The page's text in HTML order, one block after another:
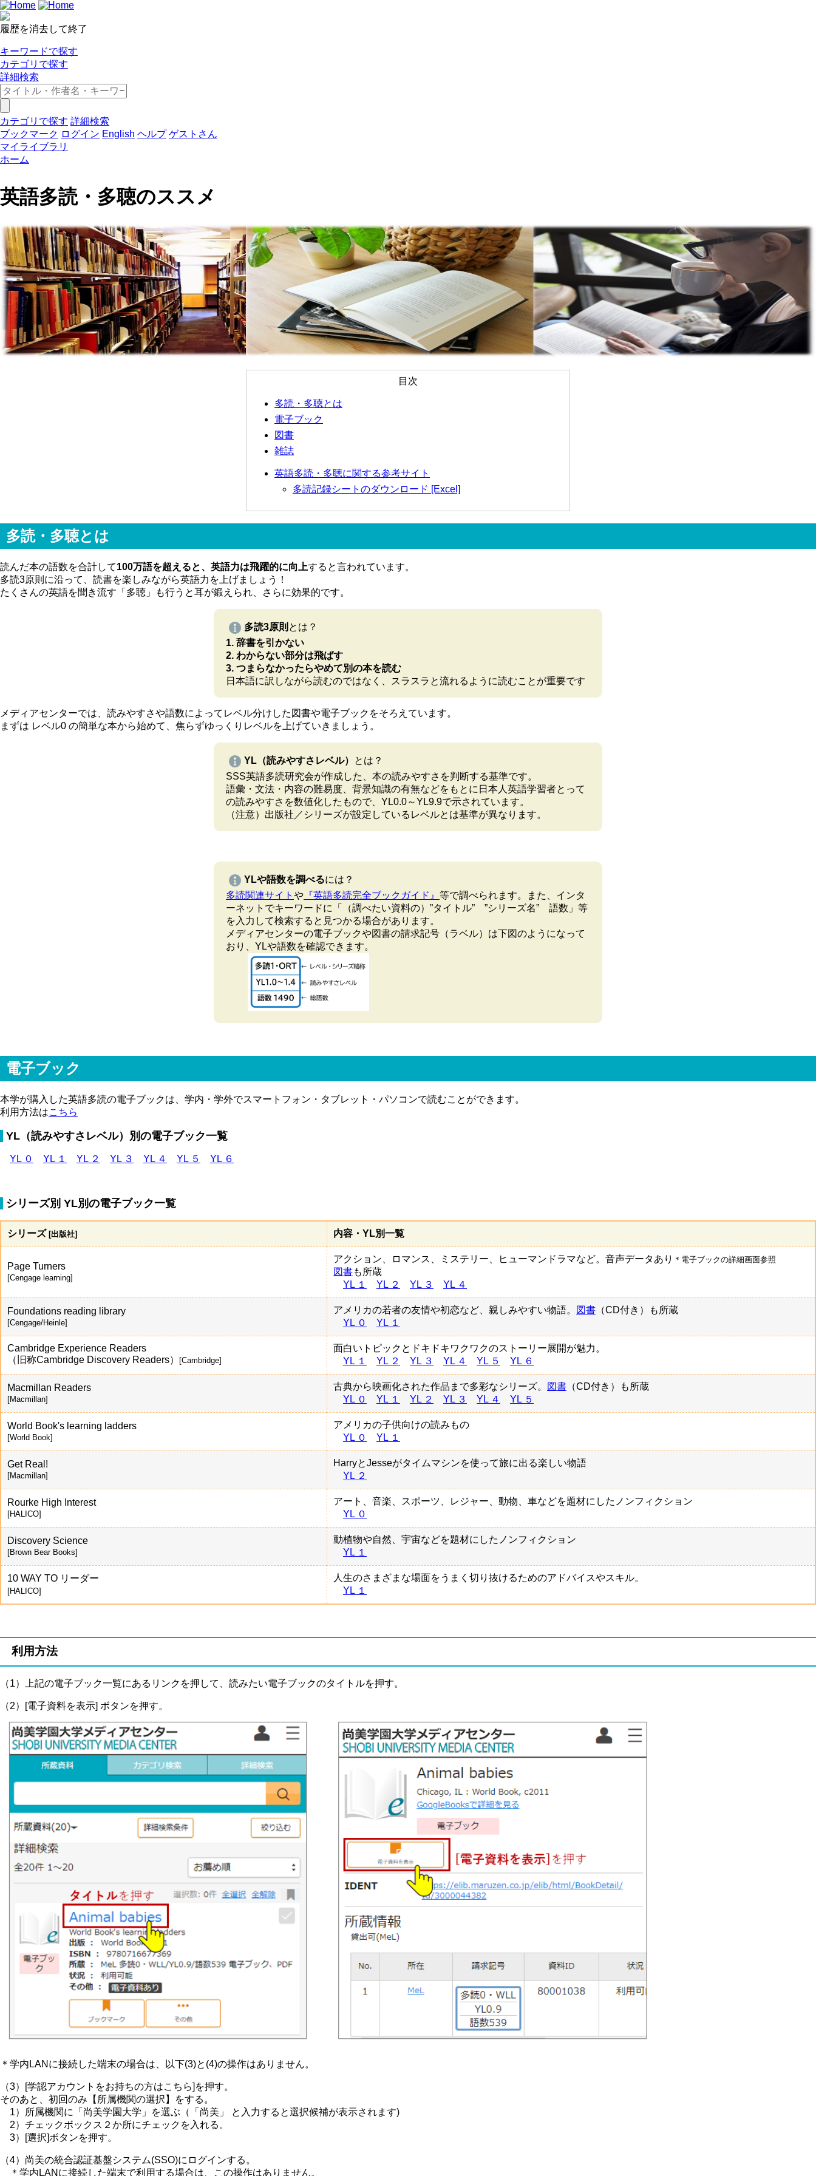
履歴を消去して終了
キーワードで探す
カテゴリで探す
詳細検索
カテゴリで探す 詳細検索
ブックマーク ログイン English ヘルプ ゲストさん
マイライブラリ
ホーム
英語多読・多聴のススメ
目次
多読・多聴とは
電子ブック
図書
雑誌
英語多読・多聴に関する参考サイト
多読記録シートのダウンロード [Excel]
多読・多聴とは
読んだ本の語数を合計して100万語を超えると、英語力は飛躍的に向上すると言われています。
多読3原則に沿って、読書を楽しみながら英語力を上げましょう！
たくさんの英語を聞き流す「多聴」も行うと耳が鍛えられ、さらに効果的です。
多読3原則 とは？
1. 辞書を引かない
2. わからない部分は飛ばす
3. つまらなかったらやめて別の本を読む
日本語に訳しながら読むのではなく、スラスラと流れるように読むことが重要です
メディアセンターでは、読みやすさや語数によってレベル分けした図書や電子ブックをそろえています。
まずは レベル0 の簡単な本から始めて、焦らずゆっくりレベルを上げていきましょう。
YL（読みやすさレベル）
とは？
SSS英語多読研究会が作成した、本の読みやすさを判断する基準です。
語彙・文法・内容の難易度、背景知識の有無などをもとに日本人英語学習者とって
の読みやすさを数値化したもので、YL0.0～YL9.9で示されています。
（注意）出版社／シリーズが設定しているレベルとは基準が異なります。
YLや語数を調べるには？
多読関連サイト や 『英語多読完全ブックガイド』 等で調べられます。また、インタ
ーネットでキーワードに「（調べたい資料の）”タイトル” ”シリーズ名” 語数」等
を入力して検索すると見つかる場合があります。
メディアセンターの電子ブックや図書の請求記号（ラベル）は下図のようになって
おり、YLや語数を確認できます。
電子ブック
本学が購入した英語多読の電子ブックは、学内・学外でスマートフォン・タブレット・パソコンで読むことができます。
利用方法はこちら
YL（読みやすさレベル）別の電子ブック一覧
YL ０ YL １ YL ２ YL ３ YL ４ YL ５ YL ６
シリーズ別 YL別の電子ブック一覧
シリーズ [出版社] 内容・YL別一覧
Page Turners
[Cengage learning]
アクション、ロマンス、ミステリー、ヒューマンドラマなど。音声データあり ＊電子ブックの詳細画面参照
図書も所蔵
YL １
YL ２ YL ３ YL ４
Foundations reading library
[Cengage/Heinle]
アメリカの若者の友情や初恋など、親しみやすい物語。 図書 （CD付き）も所蔵
YL ０
YL １
Cambridge Experience Readers
（旧称Cambridge Discovery Readers）
[Cambridge]
面白いトピックとドキドキワクワクのストーリー展開が魅力。
YL １
YL ２ YL ３ YL ４ YL ５ YL ６
Macmillan Readers
[Macmillan]
古典から映画化された作品まで多彩なシリーズ。 図書 （CD付き）も所蔵
YL ０
YL １ YL ２ YL ３ YL ４ YL ５
World Book's learning ladders
[World Book]
アメリカの子供向けの読みもの
YL ０
YL １
Get Real!
[Macmillan]
HarryとJesseがタイムマシンを使って旅に出る楽しい物語
YL ２
Rourke High Interest
[HALICO]
アート、音楽、スポーツ、レジャー、動物、車などを題材にしたノンフィクション
YL ０
Discovery Science
[Brown Bear Books]
動植物や自然、宇宙などを題材にしたノンフィクション
YL １
10 WAY TO リーダー
[HALICO]
人生のさまざまな場面をうまく切り抜けるためのアドバイスやスキル。
YL １
利用方法
（1）上記の電子ブック一覧にあるリンクを押して、読みたい電子ブックのタイトルを押す。
（2）[電子資料を表示] ボタンを押す。
＊学内LANに接続した端末の場合は、以下(3)と(4)の操作はありません。
（3）[学認アカウントをお持ちの方はこちら]を押す。
そのあと、初回のみ【所属機関の選択】をする。
1）所属機関に「尚美学園大学」を選ぶ（「尚美」 と入力すると選択候補が表示されます)
2）チェックボックス２か所にチェックを入れる。
3）[選択]ボタンを押す。
（4）尚美の統合認証基盤システム(SSO)にログインする。
＊学内LANに接続した端末で利用する場合は、この操作はありません。